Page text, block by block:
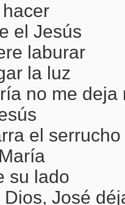
el Jesús
laburar
la luz
no me deja
el serrucho
su lado
José